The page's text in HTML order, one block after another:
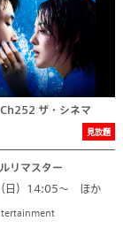
Ch252 ザ・シネマ
見放題
リマスター
日）14:05～ ほか